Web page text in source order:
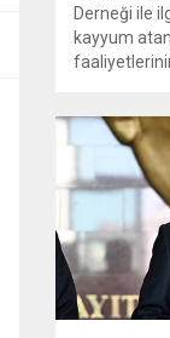
Derneği ile
kayyum
adım
niteliği
Mali